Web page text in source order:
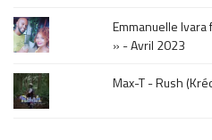
Emmanuelle
» - Avril 2023
Max-T - Rush